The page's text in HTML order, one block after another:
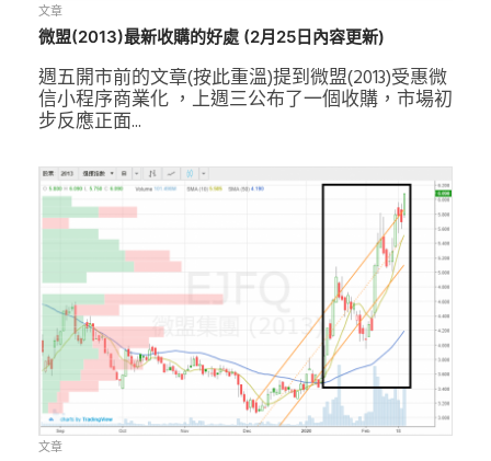
文章
微盟(2013)最新收購的好處 (2月25日內容更新)
週五開市前的文章(按此重溫)提到微盟(2013)受惠微
信小程序商業化 ，上週三公布了一個收購，市場初
步反應正面...
文章